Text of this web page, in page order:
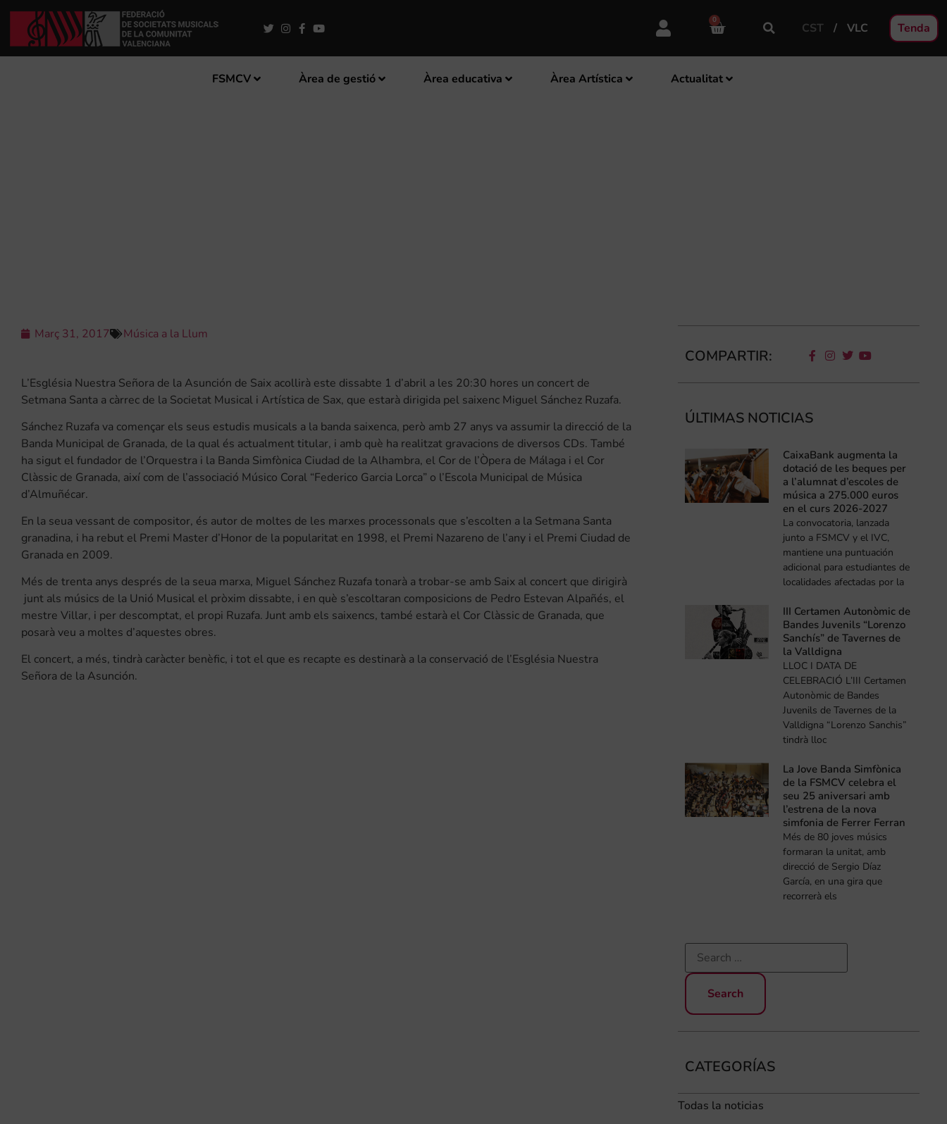
0
CST VLC Tenda
FSMCV Àrea de gestió Àrea educativa Àrea Artística Actualitat
Març 31, 2017 Música a la Llum
L’Església Nuestra Señora de la Asunción de Saix acollirà este dissabte 1 d’abril a les 20:30 hores un concert de
Setmana Santa a càrrec de la Societat Musical i Artística de Sax, que estarà dirigida pel saixenc Miguel Sánchez Ruzafa.
Sánchez Ruzafa va començar els seus estudis musicals a la banda saixenca, però amb 27 anys va assumir la direcció de la
Banda Municipal de Granada, de la qual és actualment titular, i amb què ha realitzat gravacions de diversos CDs. També
ha sigut el fundador de l’Orquestra i la Banda Simfònica Ciudad de la Alhambra, el Cor de l’Òpera de Málaga i el Cor
Clàssic de Granada, així com de l’associació Músico Coral “Federico Garcia Lorca” o l’Escola Municipal de Música
d’Almuñécar.
En la seua vessant de compositor, és autor de moltes de les marxes processonals que s’escolten a la Setmana Santa
granadina, i ha rebut el Premi Master d’Honor de la popularitat en 1998, el Premi Nazareno de l’any i el Premi Ciudad de
Granada en 2009.
Més de trenta anys després de la seua marxa, Miguel Sánchez Ruzafa tonarà a trobar-se amb Saix al concert que dirigirà
junt als músics de la Unió Musical el pròxim dissabte, i en què s’escoltaran composicions de Pedro Estevan Alpañés, el
mestre Villar, i per descomptat, el propi Ruzafa. Junt amb els saixencs, també estarà el Cor Clàssic de Granada, que
posarà veu a moltes d’aquestes obres.
El concert, a més, tindrà caràcter benèfic, i tot el que es recapte es destinarà a la conservació de l’Església Nuestra
Señora de la Asunción.
COMPARTIR:
ÚLTIMAS NOTICIAS
CaixaBank augmenta la
dotació de les beques per
a l’alumnat d’escoles de
música a 275.000 euros
en el curs 2026-2027
La convocatoria, lanzada
junto a FSMCV y el IVC,
mantiene una puntuación
adicional para estudiantes de
localidades afectadas por la
III Certamen Autonòmic de
Bandes Juvenils “Lorenzo
Sanchís” de Tavernes de
la Valldigna
LLOC I DATA DE
CELEBRACIÓ L’III Certamen
Autonòmic de Bandes
Juvenils de Tavernes de la
Valldigna “Lorenzo Sanchis”
tindrà lloc
La Jove Banda Simfònica
de la FSMCV celebra el
seu 25 aniversari amb
l’estrena de la nova
simfonia de Ferrer Ferran
Més de 80 joves músics
formaran la unitat, amb
direcció de Sergio Díaz
García, en una gira que
recorrerà els
CATEGORÍAS
Todas la noticias